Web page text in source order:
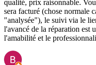
qualité, prix raisonnable.
sera facturé (chose normale
"analysée"), le suivi via le
l'avancé de la réparation est
l'amabilité et le